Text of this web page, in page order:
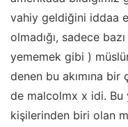
vahiy geldiğini iddaa
olmadığı, sadece
yememek gibi )
denen bu akımına
de malcolmx x idi. Bu
kişilerinden biri olan